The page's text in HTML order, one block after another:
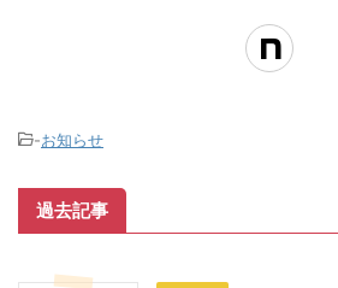
-お知らせ
過去記事